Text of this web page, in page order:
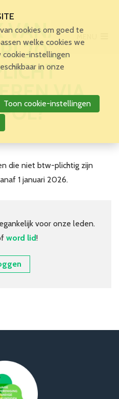
VANAF 1
2026
VIA
die niet btw-plichtig zijn
1 januari 2026.
voor onze leden.
word lid!
patiënten en zorgverleners
Helpcenter
links
VBZV
cookies om goed te
welke cookies we
cookie-instellingen
in onze
Toon cookie-instellingen